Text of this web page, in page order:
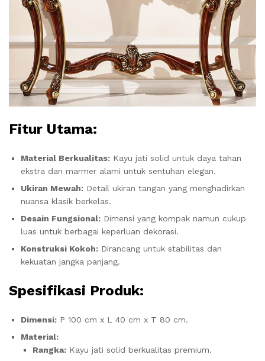
Fitur Utama:
Material Berkualitas: Kayu jati solid untuk daya tahan
ekstra dan marmer alami untuk sentuhan elegan.
Ukiran Mewah: Detail ukiran tangan yang menghadirkan
nuansa klasik berkelas.
Desain Fungsional: Dimensi yang kompak namun cukup
luas untuk berbagai keperluan dekorasi.
Konstruksi Kokoh: Dirancang untuk stabilitas dan
kekuatan jangka panjang.
Spesifikasi Produk:
Dimensi: P 100 cm x L 40 cm x T 80 cm.
Material:
Rangka: Kayu jati solid berkualitas premium.